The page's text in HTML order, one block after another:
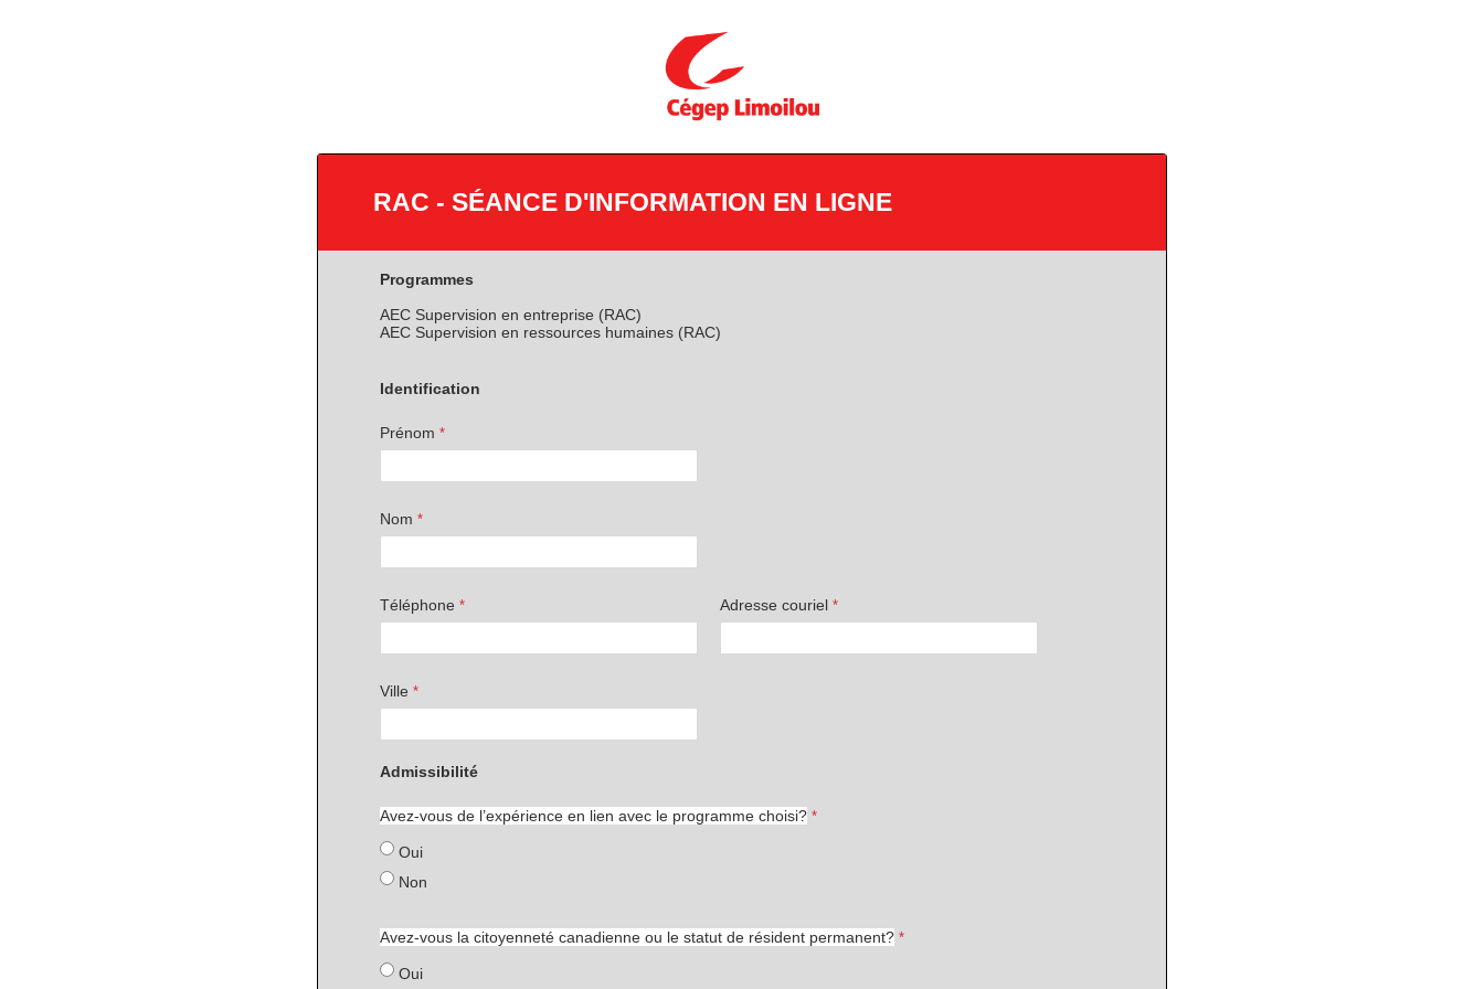
RAC - SÉANCE D'INFORMATION EN LIGNE
Programmes
AEC Supervision en entreprise (RAC)
AEC Supervision en ressources humaines (RAC)
Identification
Prénom
Nom
Téléphone Adresse couriel
Ville
Admissibilité
Avez-vous de l’expérience en lien avec le programme choisi?
Oui
Non
Avez-vous la citoyenneté canadienne ou le statut de résident permanent?
Oui